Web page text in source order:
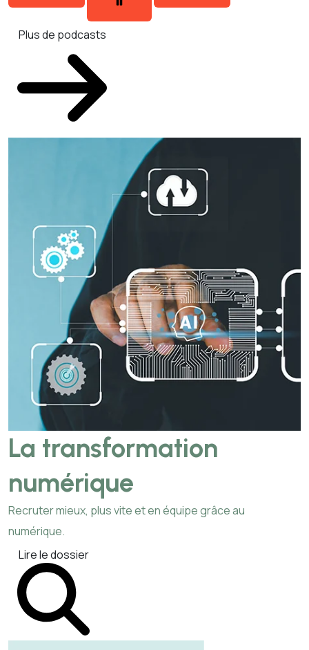
Plus de podcasts
La transformation
numérique
Recruter mieux, plus vite et en équipe grâce au
numérique.
Lire le dossier